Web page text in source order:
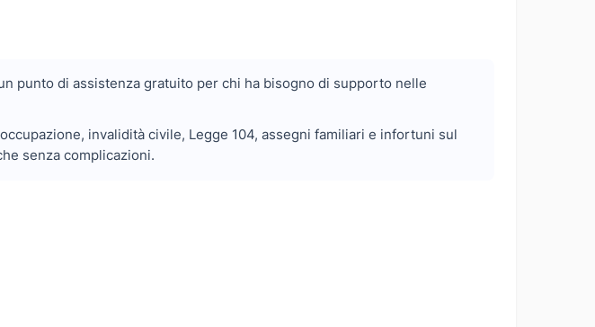
punto di assistenza gratuito per chi ha bisogno di supporto nelle
invalidità civile, Legge 104, assegni familiari e infortuni sul
senza complicazioni.